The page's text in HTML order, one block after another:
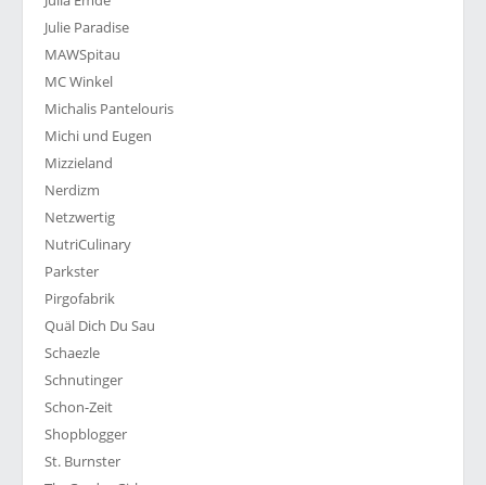
Julie Paradise
MAWSpitau
MC Winkel
Michalis Pantelouris
Michi und Eugen
Mizzieland
Nerdizm
Netzwertig
NutriCulinary
Parkster
Pirgofabrik
Quäl Dich Du Sau
Schaezle
Schnutinger
Schon-Zeit
Shopblogger
St. Burnster